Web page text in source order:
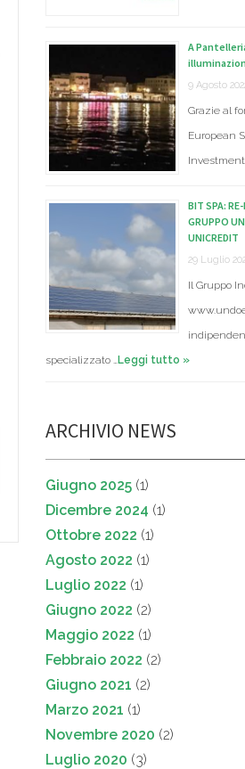
A
9 Agosto
Grazie al
European
Investment
BIT SPA:
GRUPPO
UNICREDIT
29 Luglio
Il Gruppo
specializzato …Leggi tutto »
ARCHIVIO NEWS
Giugno 2025 (1)
Dicembre 2024 (1)
Ottobre 2022 (1)
Agosto 2022 (1)
Luglio 2022 (1)
Giugno 2022 (2)
Maggio 2022 (1)
Febbraio 2022 (2)
Giugno 2021 (2)
Marzo 2021 (1)
Novembre 2020 (2)
Luglio 2020 (3)